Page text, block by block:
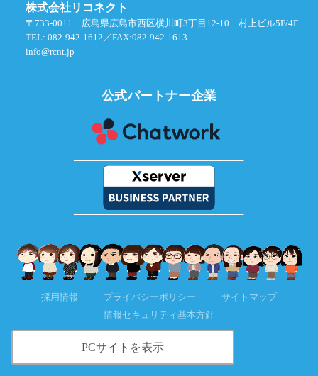
株式会社リコネクト
〒733-0011 広島県広島市西区横川町3丁目12-10 村上ビル5F/4F
TEL: 082-942-1612／FAX:082-942-1613
info@rcnt.jp
公式パートナー企業
採用情報 プライバシーポリシー
サイトマップ
情報セキュリティ基本方針
PCサイトを表示